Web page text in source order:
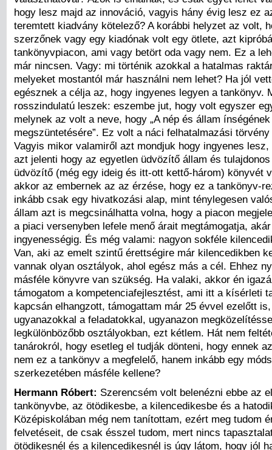
hogy lesz majd az innováció, vagyis hány évig lesz ez
teremtett kiadvány kötelező? A korábbi helyzet az volt,
szerzőnek vagy egy kiadónak volt egy ötlete, azt
tankönyvpiacon, ami vagy betört oda vagy nem. Ez a
már nincsen. Vagy: mi történik azokkal a hatalmas
melyeket mostantól már használni nem lehet? Ha jól
egésznek a célja az, hogy ingyenes legyen a tankönyv.
rosszindulatú leszek: eszembe jut, hogy volt egyszer
melynek az volt a neve, hogy „A nép és állam ínségének
megszüntetésére”. Ez volt a náci felhatalmazási törvény
Vagyis mikor valamiről azt mondjuk hogy ingyenes
azt jelenti hogy az egyetlen üdvözítő állam és
üdvözítő (még egy ideig és itt-ott kettő-három) könyvét
akkor az embernek az az érzése, hogy ez a tankönyv-
inkább csak egy hivatkozási alap, mint ténylegesen
állam azt is megcsinálhatta volna, hogy a piacon
a piaci versenyben lefele menő árait megtámogatja,
ingyenességig. És még valami: nagyon sokféle
Van, aki az emelt szintű érettségire már kilencedikben
vannak olyan osztályok, ahol egész más a cél. Ehhez
másféle könyvre van szükség. Ha valaki, akkor én
támogatom a kompetenciafejlesztést, ami itt a kísérleti
kapcsán elhangzott, támogattam már 25 évvel ezelőtt
ugyanazokkal a feladatokkal, ugyanazon
legkülönbözőbb osztályokban, ezt kétlem. Hát nem
tanárokról, hogy esetleg el tudják dönteni, hogy ennek
nem ez a tankönyv a megfelelő, hanem inkább egy
szerkezetében másféle kellene?
Hermann Róbert: Szerencsém volt belenézni ebbe az
tankönyvbe, az ötödikesbe, a kilencedikesbe és a
Középiskolában még nem tanítottam, ezért meg tudom
felvetéseit, de csak ésszel tudom, mert nincs
ötödikesnél és a kilencedikesnél is úgy látom, hogy jól